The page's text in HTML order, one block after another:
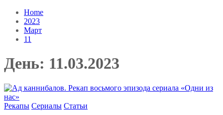
Home
2023
Март
11
День: 11.03.2023
Рекапы Сериалы Статьи